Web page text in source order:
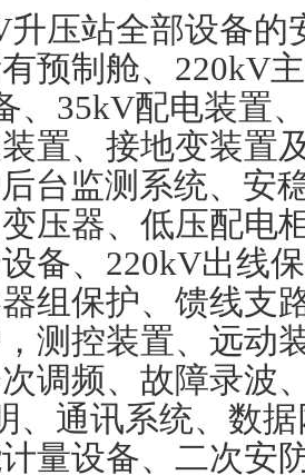
升压站全部设备的
预制舱、 220kV
、 35kV配电装置
置、接地变装置
台监测系统、安
压器、低压配电
备、 220kV出线
组保护、馈线支
测控装置、远动
调频、故障录波
、通讯系统、数
量设备、二次安